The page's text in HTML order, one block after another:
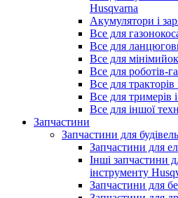
Husqvarna
Акумулятори і
Все для
Все для
Все для
Все для роботів-
Все для тракторів
Все для тримерів
Все для іншої
Запчастини
Запчастини для
Запчастини для
Інші запчастини
інструменту
Запчастини для